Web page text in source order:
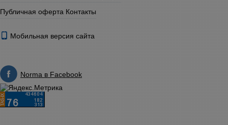
Публичная оферта Контакты
Мобильная версия сайта
Norma в Facebook